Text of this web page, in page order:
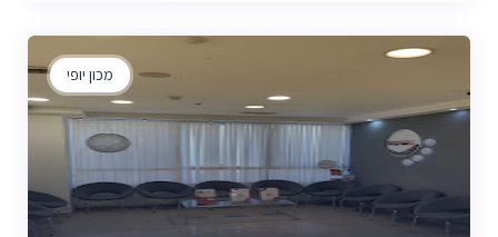
מכון יופי